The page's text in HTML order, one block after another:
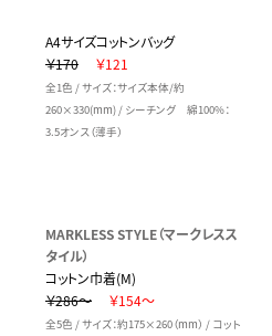
A4サイズコットンバッグ
￥170
￥121
全1色 / サイズ：サイズ本体/約
260×330(mm) / シーチング 綿100%：
3.5オンス（薄手）
MARKLESS STYLE（マークレスス
タイル）
コットン巾着(M)
￥286～
￥154～
全5色 / サイズ：約175×260（mm） / コット